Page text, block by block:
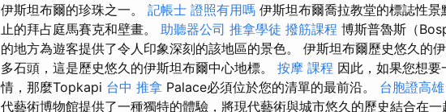
伊斯坦布爾的珍珠之一。 記帳士 證照有用嗎 伊斯坦布爾喬拉教堂的標誌性
止的拜占庭馬賽克和壁畫。 助聽器公司 推拿學徒 撥筋課程 博斯普魯斯（
的地方為遊客提供了令人印象深刻的該地區的景色。 伊斯坦布爾歷史悠久的
多石頭，這是歷史悠久的伊斯坦布爾中心地標。 按摩 課程 因此，如果您想
情，那麼Topkapi 台中 推拿 Palace必須位於您的清單的最前沿。 台胞證高雄
代藝術博物館提供了一種獨特的體驗，將現代藝術與城市悠久的歷史結合在一